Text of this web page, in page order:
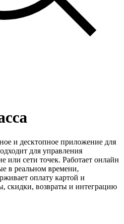
и десктопное приложение для
для управления
или сети точек. Работает онлайн
в реальном времени,
оплату картой и
скидки, возвраты и интеграцию